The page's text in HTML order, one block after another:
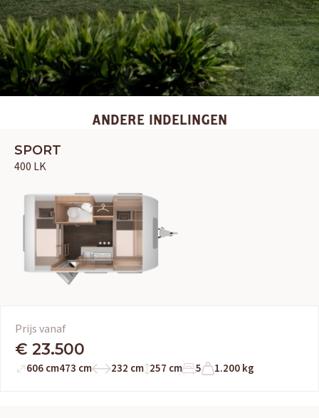
ANDERE INDELINGEN
SPORT
400 LK
Prijs vanaf
€ 23.500
606 cm473 cm 232 cm 257 cm 5 1.200 kg